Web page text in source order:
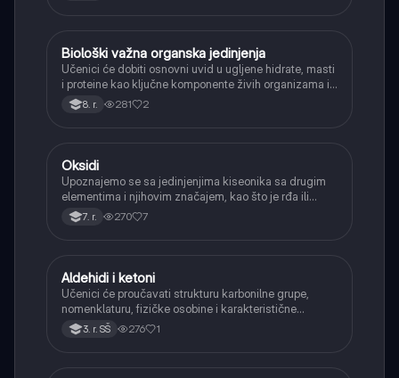
Hemija
Biološki važna organska jedinjenja
Učenici će dobiti osnovni uvid u ugljene hidrate, masti
i proteine kao ključne komponente živih organizama i
njihovu ulogu.
8. r. 281 2
Hemija
Oksidi
Upoznajemo se sa jedinjenjima kiseonika sa drugim
elementima i njihovim značajem, kao što je rđa ili
ugljen-dioksid.
7. r. 270 7
Hemija
Aldehidi i ketoni
Učenici će proučavati strukturu karbonilne grupe,
nomenklaturu, fizičke osobine i karakteristične
reakcije aldehida i ketona (adicija, oksidacija
aldehida, redukcija).
3. r. SŠ 276 1